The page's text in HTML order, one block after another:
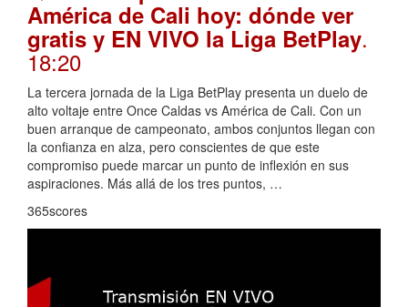
América de Cali hoy: dónde ver
gratis y EN VIVO la Liga BetPlay.
18:20
La tercera jornada de la Liga BetPlay presenta un duelo de
alto voltaje entre Once Caldas vs América de Cali. Con un
buen arranque de campeonato, ambos conjuntos llegan con
la confianza en alza, pero conscientes de que este
compromiso puede marcar un punto de inflexión en sus
aspiraciones. Más allá de los tres puntos, …
365scores